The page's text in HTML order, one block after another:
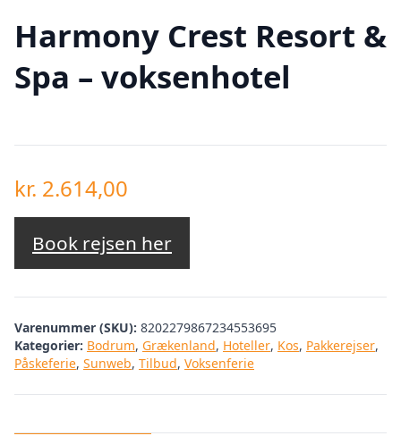
Harmony Crest Resort &
Spa – voksenhotel
kr. 2.614,00
Book rejsen her
Varenummer (SKU): 8202279867234553695
Kategorier: Bodrum, Grækenland, Hoteller, Kos, Pakkerejser,
Påskeferie, Sunweb, Tilbud, Voksenferie